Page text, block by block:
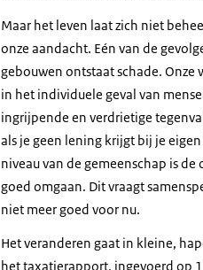
Maar het leven laat zich niet
onze aandacht. Eén van de
gebouwen ontstaat schade.
in het individuele geval van
ingrijpende en verdrietige
als je geen lening krijgt bij je
niveau van de gemeenschap is
goed omgaan. Dit vraagt
niet meer goed voor nu.
Het veranderen gaat in kleine,
het taxatierapport, ingevoerd op